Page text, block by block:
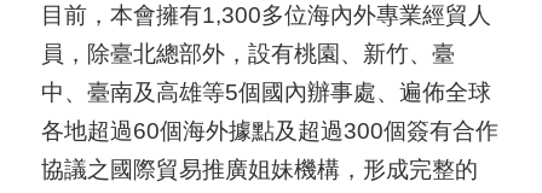
目前，本會擁有1,300多位海內外專業經貿人
員，除臺北總部外，設有桃園、新竹、臺
中、臺南及高雄等5個國內辦事處、遍佈全球
各地超過60個海外據點及超過300個簽有合作
協議之國際貿易推廣姐妹機構，形成完整的